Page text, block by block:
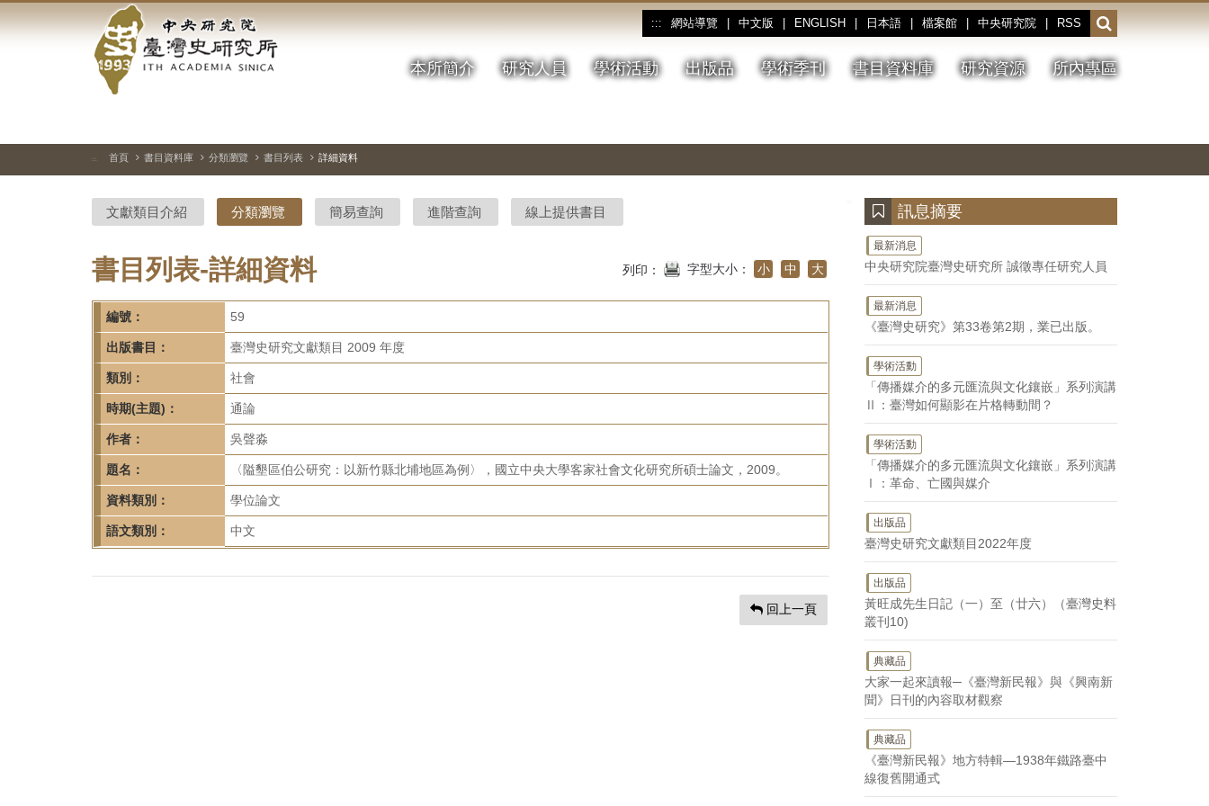
到
中
央
研
院-
臺
灣
史
研
究
所-
首
頁
::: 網站導覽 中文版 ENGLISH 日本語 檔案館 中央研究院 RSS
開
啟
或
收
本所簡介 研究人員 學術活動 出版品 學術季刊 書目資料庫 研究資源 所內專區
停、
圖
圖
結
::: 首頁 書目資料庫 分類瀏覽 書目列表 詳細資料
文獻類目介紹 分類瀏覽 簡易查詢 進階查詢 線上提供書目
書目列表-詳細資料 列印： 字型大小： 小 中 大
編號： 59
出版書目： 臺灣史研究文獻類目 2009 年度
類別： 社會
時期(主題)： 通論
作者： 吳聲淼
題名： 〈隘墾區伯公研究：以新竹縣北埔地區為例〉，國立中央大學客家社會文化研究所碩士論文，2009。
資料類別： 學位論文
語文類別： 中文
回上一頁
訊息摘要
最新消息
中央研究院臺灣史研究所 誠徵專任研究人員
最新消息
《臺灣史研究》第33卷第2期，業已出版。
學術活動
「傳播媒介的多元匯流與文化鑲嵌」系列演講
Ⅱ：臺灣如何顯影在片格轉動間？
學術活動
「傳播媒介的多元匯流與文化鑲嵌」系列演講
Ⅰ：革命、亡國與媒介
出版品
臺灣史研究文獻類目2022年度
出版品
黃旺成先生日記（一）至（廿六）（臺灣史料
叢刊10)
典藏品
大家一起來讀報─《臺灣新民報》與《興南新
聞》日刊的內容取材觀察
典藏品
《臺灣新民報》地方特輯—1938年鐵路臺中
線復舊開通式